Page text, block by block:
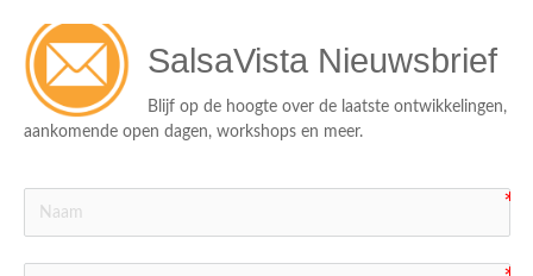
SalsaVista Nieuwsbrief
Blijf op de hoogte over de laatste ontwikkelingen,
aankomende open dagen, workshops en meer.